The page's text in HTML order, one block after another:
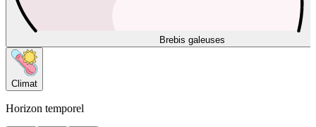
Brebis galeuses
Climat
Horizon temporel